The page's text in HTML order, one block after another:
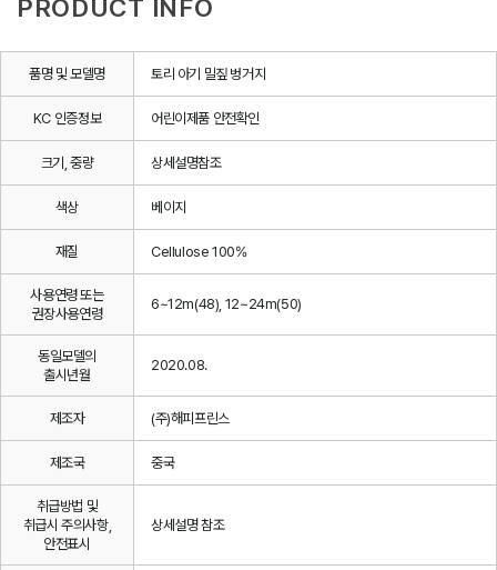
PRODUCT INFO
품명 및 모델명 토리 아기 밀짚 벙거지
KC 인증정보 어린이제품 안전확인
크기, 중량 상세설명참조
색상 베이지
재질 Cellulose 100%
사용연령 또는
권장사용연령
6~12m(48), 12~24m(50)
동일모델의
출시년월
2020.08.
제조자 (주)해피프린스
제조국 중국
취급방법 및
취급시 주의사항,
안전표시
상세설명 참조